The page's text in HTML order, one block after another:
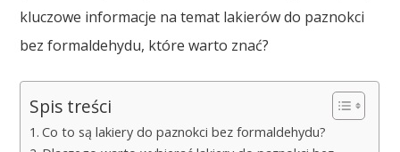
kluczowe informacje na temat lakierów do paznokci
bez formaldehydu, które warto znać?
Spis treści
Co to są lakiery do paznokci bez formaldehydu?